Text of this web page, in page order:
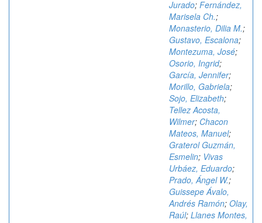
Jurado; Fernández,
Marisela Ch.;
Monasterio, Dilia M.;
Gustavo, Escalona;
Montezuma, José;
Osorio, Ingrid;
García, Jennifer;
Morillo, Gabriela;
Sojo, Elizabeth;
Tellez Acosta,
Wilmer; Chacon
Mateos, Manuel;
Graterol Guzmán,
Esmelin; Vivas
Urbáez, Eduardo;
Prado, Ángel W.;
Guissepe Ávalo,
Andrés Ramón; Olay,
Raúl; Llanes Montes,